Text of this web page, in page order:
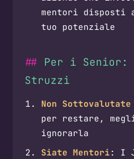
mentori disposti
tuo potenziale
Per i Senior:
Struzzi
Non
per restare,
ignorarla
Siate Mentori : I